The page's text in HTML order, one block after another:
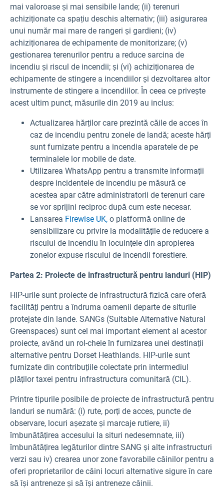
mai valoroase și mai sensibile lande; (ii) terenuri
achiziționate ca spațiu deschis alternativ; (iii) asigurarea
unui număr mai mare de rangeri și gardieni; (iv)
achiziționarea de echipamente de monitorizare; (v)
gestionarea terenurilor pentru a reduce sarcina de
incendiu și riscul de incendii; și (vi) achiziționarea de
echipamente de stingere a incendiilor și dezvoltarea altor
instrumente de stingere a incendiilor. În ceea ce privește
acest ultim punct, măsurile din 2019 au inclus:
Actualizarea hărților care prezintă căile de acces în
caz de incendiu pentru zonele de landă; aceste hărți
sunt furnizate pentru a incendia aparatele de pe
terminalele lor mobile de date.
Utilizarea WhatsApp pentru a transmite informații
despre incidentele de incendiu pe măsură ce
acestea apar către administratorii de terenuri care
se vor sprijini reciproc după cum este necesar.
Lansarea Firewise UK, o platformă online de
sensibilizare cu privire la modalitățile de reducere a
riscului de incendiu în locuințele din apropierea
zonelor expuse riscului de incendii forestiere.
Partea 2: Proiecte de infrastructură pentru landuri (HIP)
HIP-urile sunt proiecte de infrastructură fizică care oferă
facilități pentru a îndruma oamenii departe de siturile
protejate din lande. SANGs (Suitable Alternative Natural
Greenspaces) sunt cel mai important element al acestor
proiecte, având un rol-cheie în furnizarea unei destinații
alternative pentru Dorset Heathlands. HIP-urile sunt
furnizate din contribuțiile colectate prin intermediul
plăților taxei pentru infrastructura comunitară (CIL).
Printre tipurile posibile de proiecte de infrastructură pentru
landuri se numără: (i) rute, porți de acces, puncte de
observare, locuri așezate și marcaje rutiere, ii)
îmbunătățirea accesului la situri nedesemnate, iii)
îmbunătățirea legăturilor dintre SANG și alte infrastructuri
verzi sau iv) crearea unor zone favorabile câinilor pentru a
oferi proprietarilor de câini locuri alternative sigure în care
să își antreneze și să își antreneze câinii.